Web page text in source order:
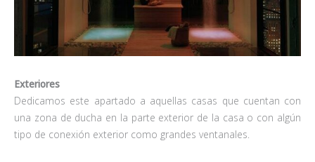
Exteriores
Dedicamos este apartado a aquellas casas que cuentan con
una zona de ducha en la parte exterior de la casa o con algún
tipo de conexión exterior como grandes ventanales.